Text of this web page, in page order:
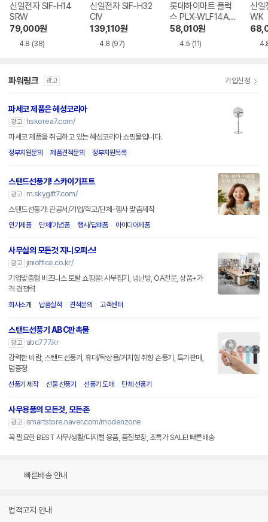
신일전자 SIF-H14
SRW
79,000원
4.8 (38)
신일전자 SIF-H32
CIV
139,110원
4.8 (97)
롯데하이마트 플럭
스 PLX-WLF14AB
WH
58,010원
4.5 (11)
신
WK
파워링크 광고 가입신청
파세코 제품은 혜성코리아
광고
hskorea7.com/
파세코 제품을 취급하고 있는 혜성코리아 쇼핑몰입니다.
정부지원문의 제품견적문의 정부지원목록
스탠드선풍기! 스카이기프트
광고
m.skygift7.com/
스탠드선풍기! 관공서/기업/학교/단체-행사 맞춤제작
인기제품 단체/기념품 행사/답례품 아이디어제품
사무실의 모든것 지니오피스!
광고
jinioffice.co.kr/
기업맞춤형 비즈니스 토탈 쇼핑몰! 사무집기, 냉난방, OA전문, 상품+가
격 경쟁력
회사소개 납품실적 견적문의 고객센터
스탠드선풍기 ABC판촉물
광고
abc777.kr
강력한 바람, 스탠드선풍기, 휴대/탁상용/거치형 취향 손풍기, 특가판매,
덤증정
선풍기 제작 선물 선풍기 선풍기 도매 단체 선풍기
사무용품의 모든것, 모든존
광고 smartstore.naver.com/modenzone
꼭 필요한 BEST 사무/생활/디지털 용품, 품질보장, 초특가 SALE! 빠른배송
빠른배송 안내
법적고지 안내